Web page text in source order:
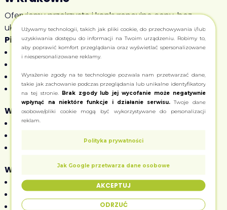
Oferujemy przejrzyste i konkurencyjne ceny, bez
ukrytych kosztów:
Pierwsza wizyta stacjonarna – 179 PLN
Ekspresowa ocena medyczna (15 minut)
Pierwsza recepta (jeśli wskazana)
Bezpłatne zaświadczenie o leczeniu
Wizyta kontrolna stacjonarna – 149 PLN
Szybka ocena postępów (15 minut)
Dostosowanie terapii w razie potrzeby
Wizyta przejściowa – 149 PLN
Dla pacjentów kontynuujących leczenie (15 minut)
Planowanie dalszej terapii
Wystawienie nowej recepty
Używamy technologii, takich jak pliki cookie, do przechowywania i/lub
uzyskiwania dostępu do informacji na Twoim urządzeniu. Robimy to,
aby poprawić komfort przeglądania oraz wyświetlać spersonalizowane
i niespersonalizowane reklamy.
Wyrażenie zgody na te technologie pozwala nam przetwarzać dane,
takie jak zachowanie podczas przeglądania lub unikalne identyfikatory
na tej stronie. Brak zgody lub jej wycofanie może negatywnie
wpłynąć na niektóre funkcje i działanie serwisu. Twoje dane
osobowe/pliki cookie mogą być wykorzystywane do personalizacji
reklam.
Polityka prywatności
Jak Google przetwarza dane osobowe
AKCEPTUJ
ODRZUĆ